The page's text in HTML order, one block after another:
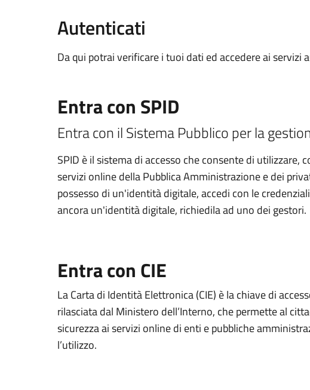
Autenticati
Da qui potrai verificare i tuoi dati ed accedere ai servizi
Entra con SPID
Entra con il Sistema Pubblico per la
SPID è il sistema di accesso che consente di utilizzare,
servizi online della Pubblica Amministrazione e dei
possesso di un'identità digitale, accedi con le
ancora un'identità digitale, richiedila ad uno dei gestori.
Entra con CIE
La Carta di Identità Elettronica (CIE) è la chiave di
rilasciata dal Ministero dell’Interno, che permette al
sicurezza ai servizi online di enti e pubbliche
l’utilizzo.